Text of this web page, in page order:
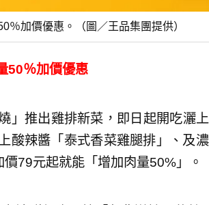
加價優惠。（圖／王品集團提供）
50％加價優惠
」推出雞排新菜，即日起開吃灑
酸辣醬「泰式香菜雞腿排」、及濃
79元起就能「增加肉量50%」。